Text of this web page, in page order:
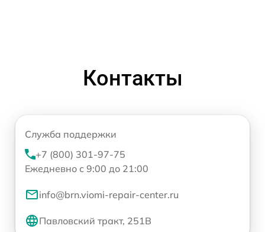
Контакты
Служба поддержки
+7 (800) 301-97-75
Ежедневно с 9:00 до 21:00
info@brn.viomi-repair-center.ru
Павловский тракт, 251В